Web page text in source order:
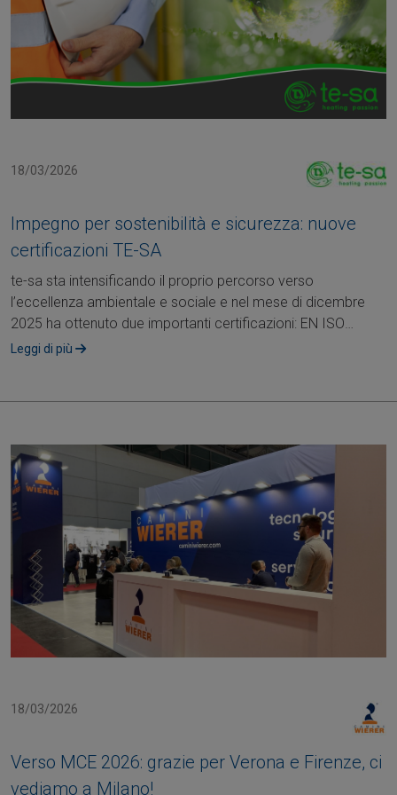
18/03/2026
Impegno per sostenibilità e sicurezza: nuove
certificazioni TE-SA
te-sa sta intensificando il proprio percorso verso
l’eccellenza ambientale e sociale e nel mese di dicembre
2025 ha ottenuto due importanti certificazioni: EN ISO
45001 e EN ISO 14001. Questi....
Leggi di più
18/03/2026
Verso MCE 2026: grazie per Verona e Firenze, ci
vediamo a Milano!